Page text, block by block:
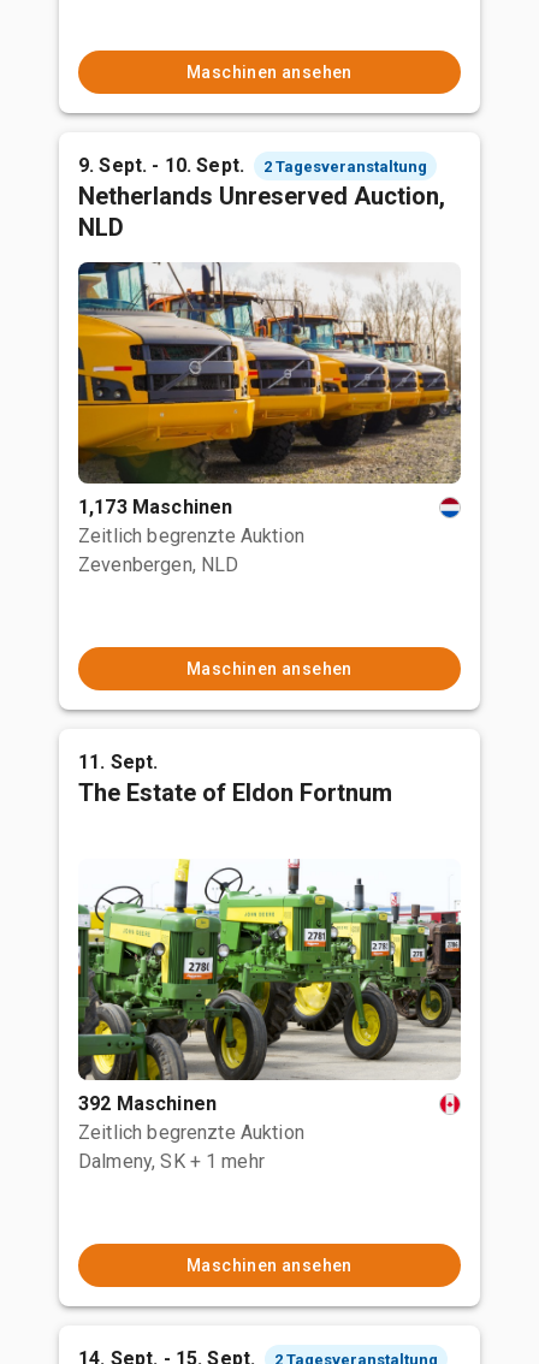
Maschinen ansehen
9. Sept. - 10. Sept. 2 Tagesveranstaltung
Netherlands Unreserved Auction,
NLD
1,173 Maschinen
Zeitlich begrenzte Auktion
Zevenbergen, NLD
Maschinen ansehen
11. Sept.
The Estate of Eldon Fortnum
392 Maschinen
Zeitlich begrenzte Auktion
Dalmeny, SK + 1 mehr
Maschinen ansehen
14. Sept. - 15. Sept. 2 Tagesveranstaltung